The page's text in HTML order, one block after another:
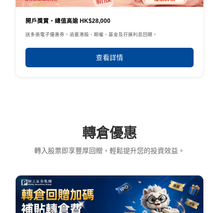
開戶獎賞・總值高逾 HK$28,000
送多張電子優惠券，涵蓋港股、期權、基金及孖展利息回贈。
查看詳情
轉倉優惠
轉入股票即享豐厚回贈，輕鬆提升您的投資效益。